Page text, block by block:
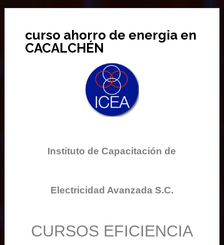
curso ahorro de energia en
CACALCHÉN
Instituto de Capacitación de
Electricidad Avanzada S.C.
CURSOS EFICIENCIA